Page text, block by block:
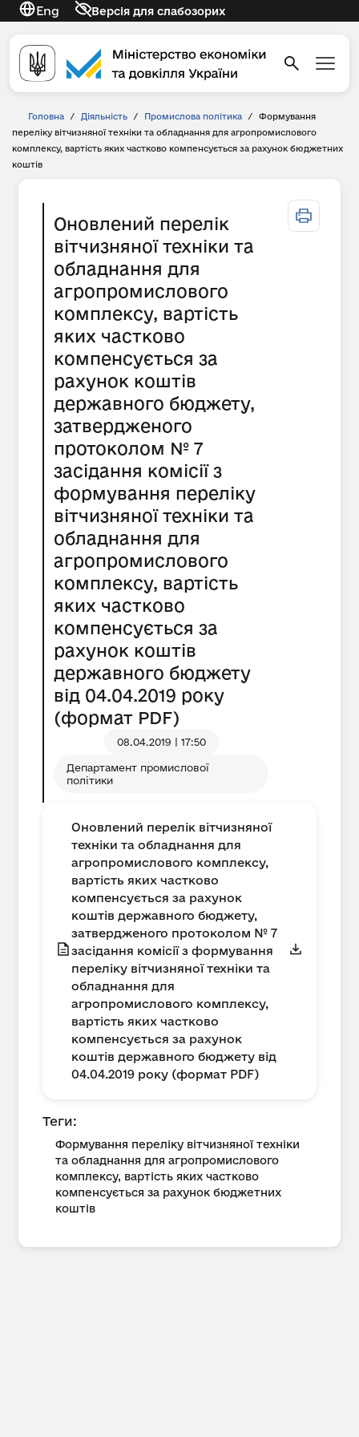
Eng Версія для слабозорих
Головна / Діяльність / Промислова політика /
Формування
переліку вітчизняної техніки та обладнання для агропромислового
комплексу, вартість яких частково компенсується за рахунок бюджетних
коштів
Оновлений перелік
вітчизняної техніки та
обладнання для
агропромислового
комплексу, вартість
яких частково
компенсується за
рахунок коштів
державного бюджету,
затвердженого
протоколом № 7
засідання комісії з
формування переліку
вітчизняної техніки та
обладнання для
агропромислового
комплексу, вартість
яких частково
компенсується за
рахунок коштів
державного бюджету
від 04.04.2019 року
(формат PDF)
08.04.2019 | 17:50
Департамент промислової
політики
Оновлений перелік вітчизняної
техніки та обладнання для
агропромислового комплексу,
вартість яких частково
компенсується за рахунок
коштів державного бюджету,
затвердженого протоколом № 7
засідання комісії з формування
переліку вітчизняної техніки та
обладнання для
агропромислового комплексу,
вартість яких частково
компенсується за рахунок
коштів державного бюджету від
04.04.2019 року (формат PDF)
Теги:
Формування переліку вітчизняної техніки
та обладнання для агропромислового
комплексу, вартість яких частково
компенсується за рахунок бюджетних
коштів